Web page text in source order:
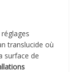
translucide où
surface de